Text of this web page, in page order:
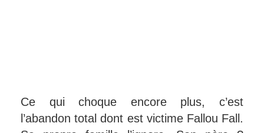
Ce qui choque encore plus, c’est
l’abandon total dont est victime Fallou Fall.